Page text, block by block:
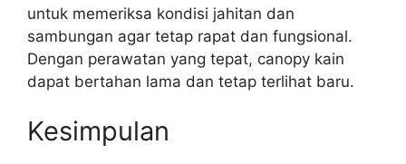
untuk memeriksa kondisi jahitan dan
sambungan agar tetap rapat dan fungsional.
Dengan perawatan yang tepat, canopy kain
dapat bertahan lama dan tetap terlihat baru.
Kesimpulan